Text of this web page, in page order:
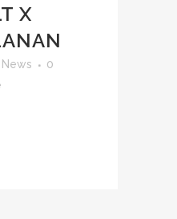
X
News
0